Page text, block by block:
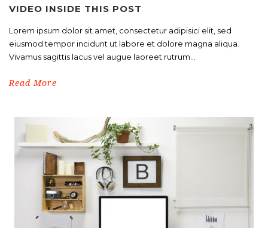
VIDEO INSIDE THIS POST
Lorem ipsum dolor sit amet, consectetur adipisici elit, sed
eiusmod tempor incidunt ut labore et dolore magna aliqua.
Vivamus sagittis lacus vel augue laoreet rutrum...
Read More